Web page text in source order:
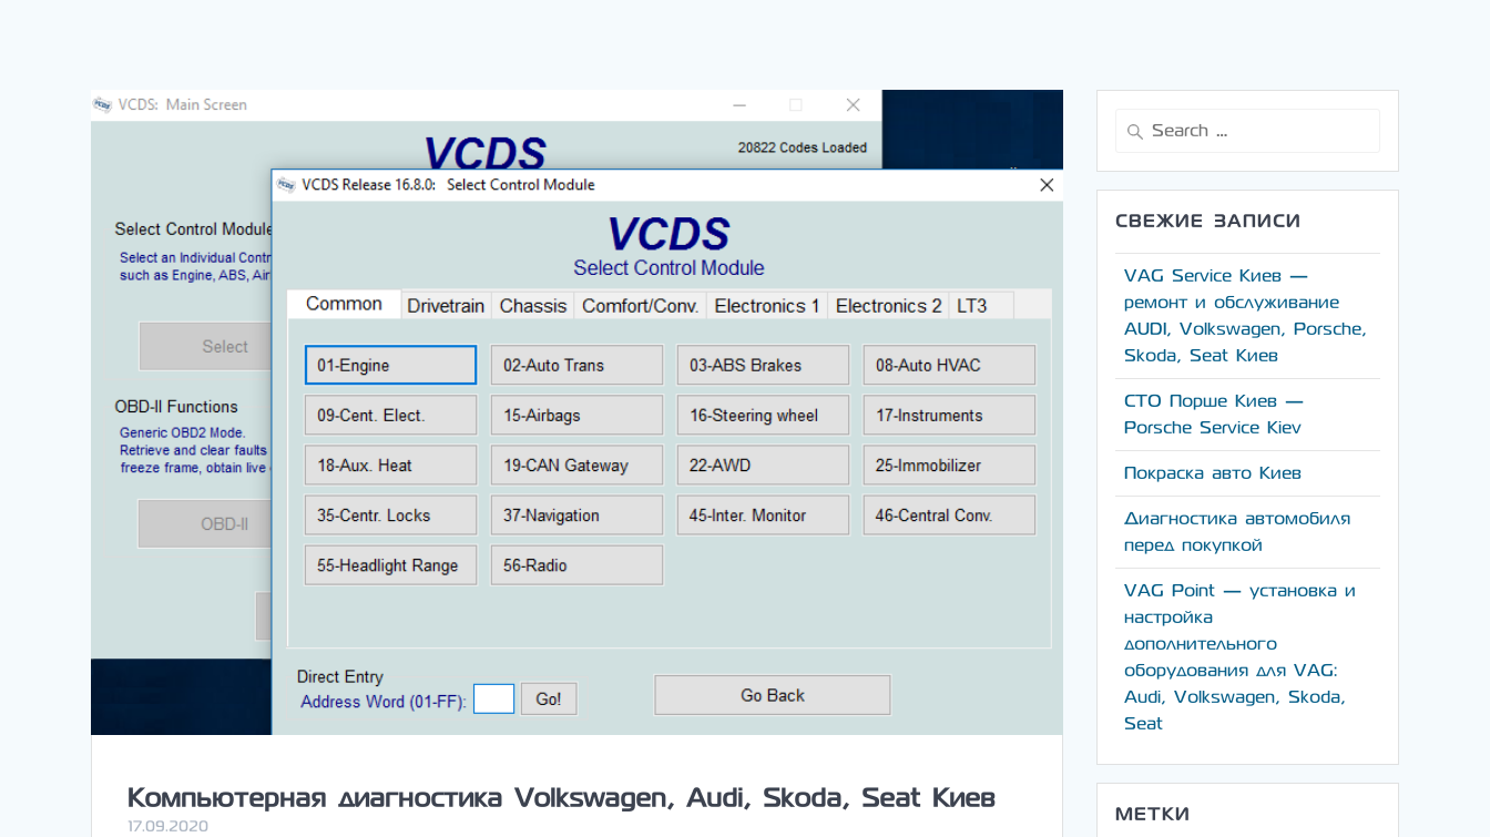
Компьютерная диагностика Volkswagen, Audi, Skoda, Seat Киев
17.09.2020
Search
СВЕЖИЕ ЗАПИСИ
VAG Service Киев —
ремонт и обслуживание
AUDI, Volkswagen, Porsche,
Skoda, Seat Киев
СТО Порше Киев —
Porsche Service Kiev
Покраска авто Киев
Диагностика автомобиля
перед покупкой
VAG Point — установка и
настройка
дополнительного
оборудования для VAG:
Audi, Volkswagen, Skoda,
Seat
МЕТКИ